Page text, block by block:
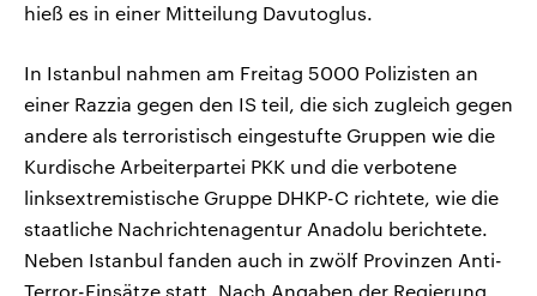
hieß es in einer Mitteilung Davutoglus.
In Istanbul nahmen am Freitag 5000 Polizisten an
einer Razzia gegen den IS teil, die sich zugleich gegen
andere als terroristisch eingestufte Gruppen wie die
Kurdische Arbeiterpartei PKK und die verbotene
linksextremistische Gruppe DHKP-C richtete, wie die
staatliche Nachrichtenagentur Anadolu berichtete.
Neben Istanbul fanden auch in zwölf Provinzen Anti-
Terror-Einsätze statt. Nach Angaben der Regierung